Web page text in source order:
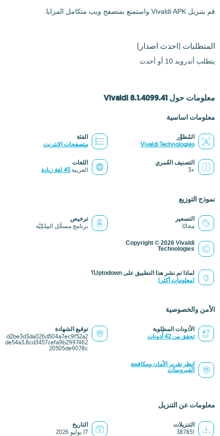
قم بتنزيل Vivaldi APK واستمتع بمتصفح ويب متكامل المزايا.
المتطلبات (احدث اصدار)
يتطلب أندرويد 10 أو أحدث
معلومات حول Vivaldi 8.1.4099.41
معلومات اساسية
المُطوِّر
Vivaldi Technologies
الفئة
متصفحات الإنترنت
التصنيف العُمري
+3
اللغات
العربية45 لغة زيادة
نموذج التوزيع
التسعير
مجانًا
ترخيص
برنامج مسجَّل المِلكِيَّة
Copyright © 2026 Vivaldi
Technologies
لماذا تم نشر هذا التطبيق على Uptodown؟
(معلومات أكثر)
الأمن والخصوصية
الأذونات المطلوبة
تحقق من 42 أُذونات
توقيع الشهادة
d2be3d3da026d504a7ec9f52a2
de54a3,8cd3457cefa9b2997462
20505de9078c
انظر تقرير الأمان ومكافحة
الفيروسات
معلومات عن التنزيل
التنزيلات
387851
التاريخ
17 يوليو 2026